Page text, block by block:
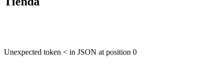
Unexpected token < in JSON at position 0